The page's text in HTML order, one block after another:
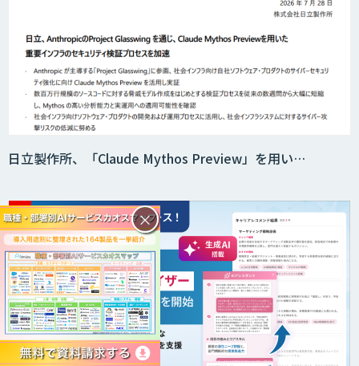
日立製作所、「Claude Mythos Preview」を用い…
×